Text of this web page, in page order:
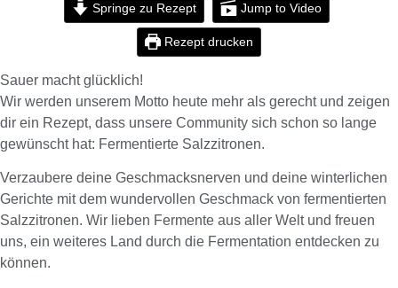
Springe zu Rezept Jump to Video
Rezept drucken
Sauer macht glücklich!
Wir werden unserem Motto heute mehr als gerecht und zeigen
dir ein Rezept, dass unsere Community sich schon so lange
gewünscht hat: Fermentierte Salzzitronen.
Verzaubere deine Geschmacksnerven und deine winterlichen
Gerichte mit dem wundervollen Geschmack von fermentierten
Salzzitronen. Wir lieben Fermente aus aller Welt und freuen
uns, ein weiteres Land durch die Fermentation entdecken zu
können.